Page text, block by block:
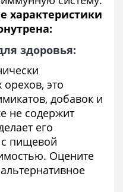
характеристики
здоровья:
это
добавок и
не содержит
его
пищевой
Оцените